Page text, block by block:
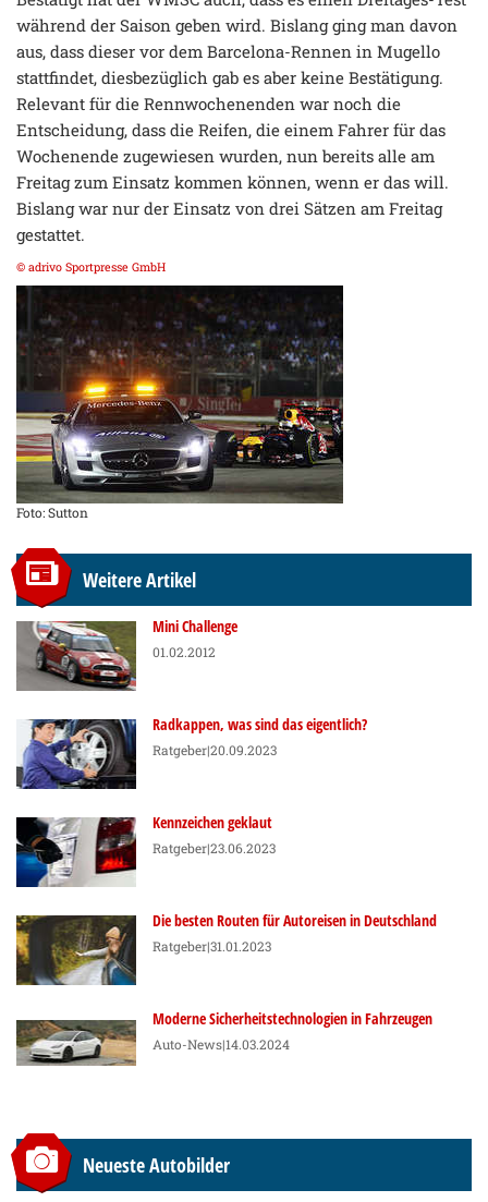
während der Saison geben wird. Bislang ging man davon
aus, dass dieser vor dem Barcelona-Rennen in Mugello
stattfindet, diesbezüglich gab es aber keine Bestätigung.
Relevant für die Rennwochenenden war noch die
Entscheidung, dass die Reifen, die einem Fahrer für das
Wochenende zugewiesen wurden, nun bereits alle am
Freitag zum Einsatz kommen können, wenn er das will.
Bislang war nur der Einsatz von drei Sätzen am Freitag
gestattet.
© adrivo Sportpresse GmbH
Foto: Sutton
Weitere Artikel
Mini Challenge
01.02.2012
Radkappen, was sind das eigentlich?
Ratgeber|20.09.2023
Kennzeichen geklaut
Ratgeber|23.06.2023
Die besten Routen für Autoreisen in Deutschland
Ratgeber|31.01.2023
Moderne Sicherheitstechnologien in Fahrzeugen
Auto-News|14.03.2024
Neueste Autobilder